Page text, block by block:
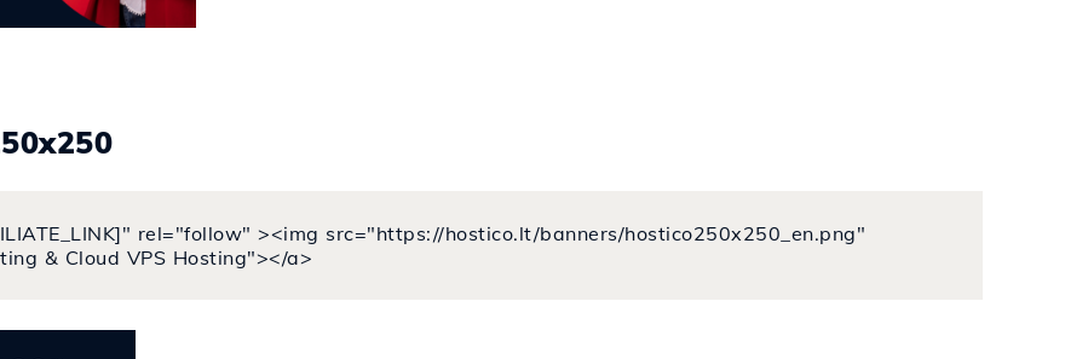
rel="follow" ><img src="https://hostico.lt/banners/hostico250x250_en.png"
& Cloud VPS Hosting"></a>